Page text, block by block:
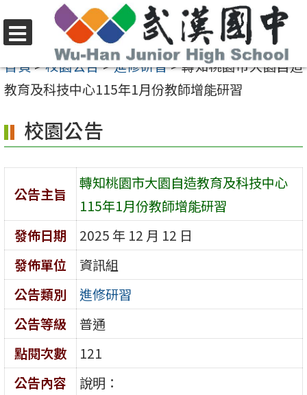
至
要
容
區
選
單
首頁>校園公告>進修研習>轉知桃園市大園自造
教育及科技中心115年1月份教師增能研習
校園公告
公告主旨
轉知桃園市大園自造教育及科技中心
115年1月份教師增能研習
發佈日期
2025 年 12 月 12 日
發佈單位
資訊組
公告類別
進修研習
公告等級
普通
點閱次數
121
公告內容
說明：